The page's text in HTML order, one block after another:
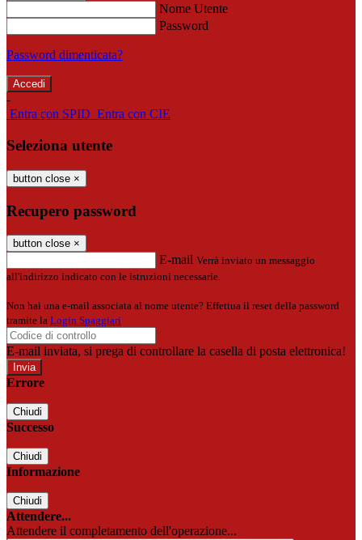
Nome Utente
Password
Password dimenticata?
-
Entra con SPID Entra con CIE
Seleziona utente
button close ×
Recupero password
button close ×
E-mail Verrà inviato un messaggio
all'indirizzo indicato con le istruzioni necessarie.
Non hai una e-mail associata al nome utente? Effettua il reset della password
tramite la Login Spaggiari
E-mail inviata, si prega di controllare la casella di posta elettronica!
Errore
Chiudi
Successo
Chiudi
Informazione
Chiudi
Attendere...
Attendere il completamento dell'operazione...